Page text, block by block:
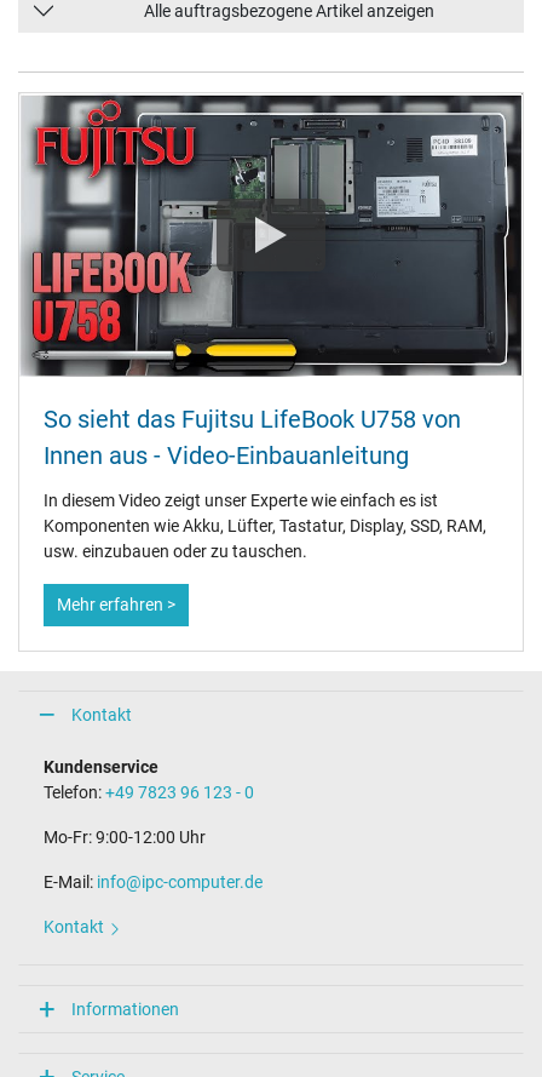
Alle auftragsbezogene Artikel anzeigen
So sieht das Fujitsu LifeBook U758 von
Innen aus - Video-Einbauanleitung
In diesem Video zeigt unser Experte wie einfach es ist
Komponenten wie Akku, Lüfter, Tastatur, Display, SSD, RAM,
usw. einzubauen oder zu tauschen.
Mehr erfahren >
Kontakt
Kundenservice
Telefon:+49 7823 96 123 - 0
Mo-Fr: 9:00-12:00 Uhr
E-Mail: info@ipc-computer.de
Kontakt
Informationen